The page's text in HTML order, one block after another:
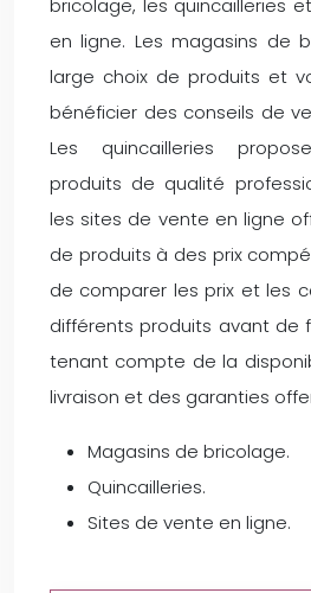
bricolage, les quincailleries
en ligne. Les magasins de
large choix de produits et
bénéficier des conseils de
Les quincailleries
produits de qualité
les sites de vente en ligne
de produits à des prix
de comparer les prix et les
différents produits avant de
tenant compte de la
livraison et des garanties
Magasins de bricolage.
Quincailleries.
Sites de vente en ligne.